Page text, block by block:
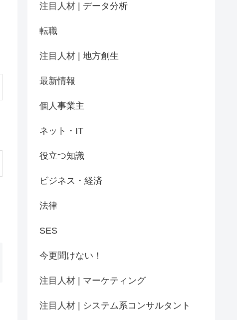
注目人材 | データ分析
転職
注目人材 | 地方創生
最新情報
個人事業主
ネット・IT
役立つ知識
ビジネス・経済
法律
SES
今更聞けない！
注目人材 | マーケティング
注目人材 | システム系コンサルタント